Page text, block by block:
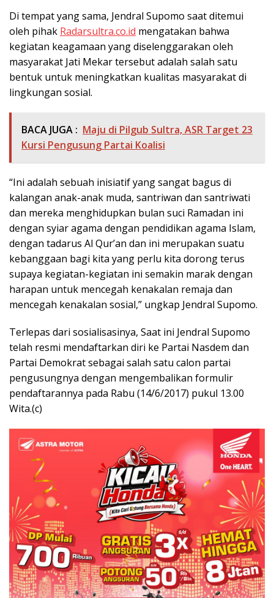
Di tempat yang sama, Jendral Supomo saat ditemui
oleh pihak Radarsultra.co.id mengatakan bahwa
kegiatan keagamaan yang diselenggarakan oleh
masyarakat Jati Mekar tersebut adalah salah satu
bentuk untuk meningkatkan kualitas masyarakat di
lingkungan sosial.
BACA JUGA : Maju di Pilgub Sultra, ASR Target 23
Kursi Pengusung Partai Koalisi
“Ini adalah sebuah inisiatif yang sangat bagus di
kalangan anak-anak muda, santriwan dan santriwati
dan mereka menghidupkan bulan suci Ramadan ini
dengan syiar agama dengan pendidikan agama Islam,
dengan tadarus Al Qur’an dan ini merupakan suatu
kebanggaan bagi kita yang perlu kita dorong terus
supaya kegiatan-kegiatan ini semakin marak dengan
harapan untuk mencegah kenakalan remaja dan
mencegah kenakalan sosial,” ungkap Jendral Supomo.
Terlepas dari sosialisasinya, Saat ini Jendral Supomo
telah resmi mendaftarkan diri ke Partai Nasdem dan
Partai Demokrat sebagai salah satu calon partai
pengusungnya dengan mengembalikan formulir
pendaftarannya pada Rabu (14/6/2017) pukul 13.00
Wita.(c)